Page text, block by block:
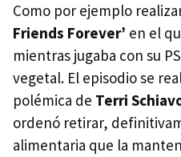
Como por ejemplo
Friends Forever’ en el
mientras jugaba con su
vegetal. El episodio se
polémica de Terri
ordenó retirar,
alimentaria que la